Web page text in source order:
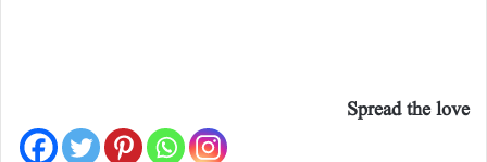
Spread the love